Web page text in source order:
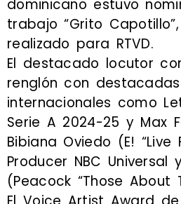
dominicano estuvo
trabajo “Grito
realizado para RTVD.
El destacado locutor
renglón con
internacionales como
Serie A 2024-25 y Max
Bibiana Oviedo (E! “Live
Producer NBC Universal
(Peacock “Those About